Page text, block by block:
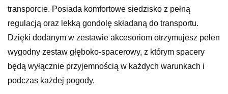
transporcie. Posiada komfortowe siedzisko z pełną
regulacją oraz lekką gondolę składaną do transportu.
Dzięki dodanym w zestawie akcesoriom otrzymujesz pełen
wygodny zestaw głęboko-spacerowy, z którym spacery
będą wyłącznie przyjemnością w każdych warunkach i
podczas każdej pogody.